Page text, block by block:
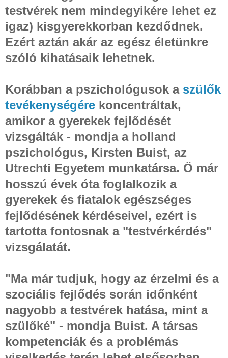
testvérek nem mindegyikére lehet ez
igaz) kisgyerekkorban kezdődnek.
Ezért aztán akár az egész életünkre
szóló kihatásaik lehetnek.
Korábban a pszichológusok a szülők
tevékenységére koncentráltak,
amikor a gyerekek fejlődését
vizsgálták - mondja a holland
pszichológus, Kirsten Buist, az
Utrechti Egyetem munkatársa. Ő már
hosszú évek óta foglalkozik a
gyerekek és fiatalok egészséges
fejlődésének kérdéseivel, ezért is
tartotta fontosnak a "testvérkérdés"
vizsgálatát.
"Ma már tudjuk, hogy az érzelmi és a
szociális fejlődés során időnként
nagyobb a testvérek hatása, mint a
szülőké" - mondja Buist. A társas
kompetenciák és a problémás